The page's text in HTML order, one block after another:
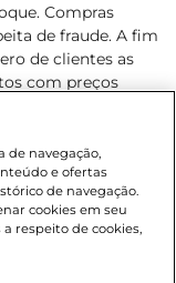
Compras
de fraude. A fim
de clientes as
com preços
exclusivos para
hoje, podendo
Proibida a venda
anos, conforme
da Criança e do
para o
de navegação,
e ofertas
de navegação.
cookies em seu
respeito de cookies,